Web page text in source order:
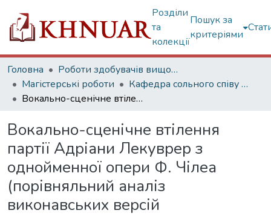
Розділи
та
колекції
Пошук за
критеріями
Головна
Роботи здобувачів вищої освіти
Магістерські роботи
Кафедра сольного співу та оперної підготовки
Вокально-сценічне втілення партії Адріани Лекуврер з однойменної опери Ф. Чілеа (порівняльний аналіз виконавських версій
Вокально-сценічне втілення
партії Адріани Лекуврер з
однойменної опери Ф. Чілеа
(порівняльний аналіз
виконавських версій